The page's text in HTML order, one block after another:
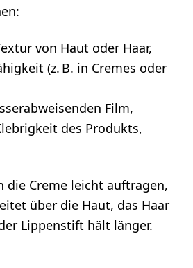
von Haut oder Haar,
(z. B. in Cremes oder
Film,
des Produkts,
die Creme leicht auftragen,
über die Haut, das Haar
Lippenstift hält länger.